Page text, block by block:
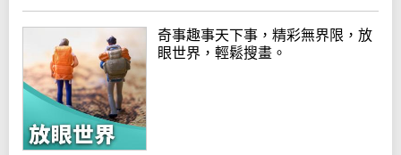
奇事趣事天下事，精彩無界限，放
眼世界，輕鬆搜畫。